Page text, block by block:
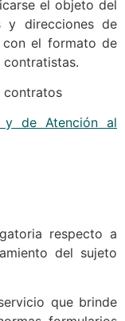
el objeto del
y direcciones de
el formato de
contratos
y de Atención al
respecto a
del sujeto
que brinde